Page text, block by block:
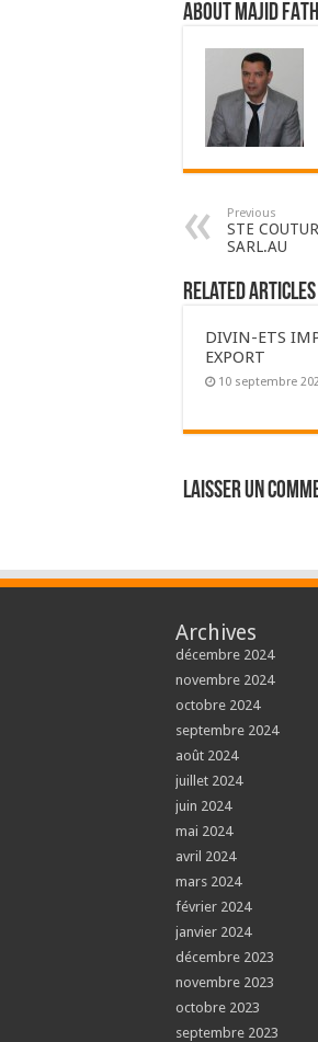
About Majid
Previous
STE
SARL.AU
Related Articles
DIVIN-ETS
EXPORT
10 septembre
Laisser un
Archives
décembre 2024
novembre 2024
octobre 2024
septembre 2024
août 2024
juillet 2024
juin 2024
mai 2024
avril 2024
mars 2024
février 2024
janvier 2024
décembre 2023
novembre 2023
octobre 2023
septembre 2023